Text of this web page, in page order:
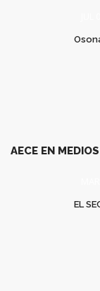
AECE EN
EL